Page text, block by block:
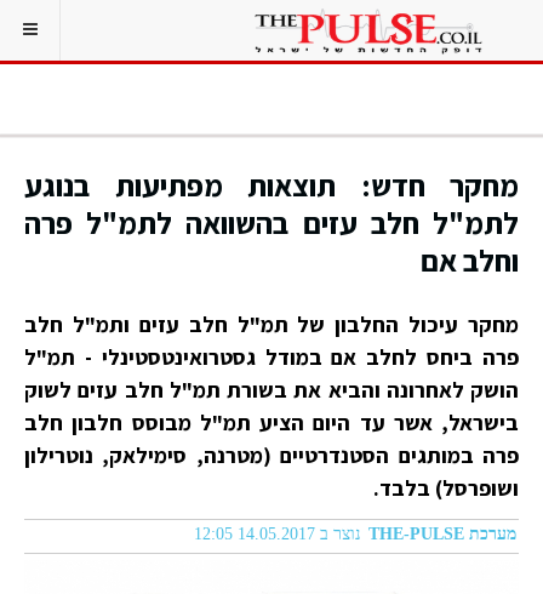
מחקר חדש: תוצאות מפתיעות בנוגע
לתמ"ל חלב עזים בהשוואה לתמ"ל פרה
וחלב אם
מחקר עיכול החלבון של תמ"ל חלב עזים ותמ"ל חלב
פרה ביחס לחלב אם במודל גסטרואינטסטינלי - תמ"ל
הושק לאחרונה והביא את בשורת תמ"ל חלב עזים לשוק
בישראל, אשר עד היום הציע תמ"ל מבוסס חלבון חלב
פרה במותגים הסטנדרטיים (מטרנה, סימילאק, נוטרילון
ושופרסל) בלבד.
מערכת THE-PULSE נוצר ב 14.05.2017 12:05